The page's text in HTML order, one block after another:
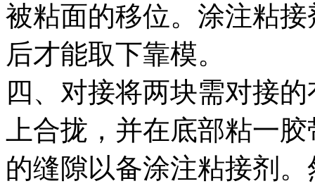
被粘面的移位。涂注粘
后才能取下靠模。
四、对接将两块需对接
上合拢，并在底部粘一
的缝隙以备涂注粘接剂